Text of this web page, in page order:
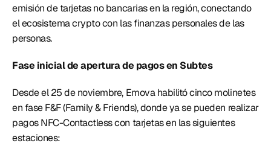
emisión de tarjetas no bancarias en la región, conectando
el ecosistema crypto con las finanzas personales de las
personas.
Fase inicial de apertura de pagos en Subtes
Desde el 25 de noviembre, Emova habilitó cinco molinetes
en fase F&F (Family & Friends), donde ya se pueden realizar
pagos NFC-Contactless con tarjetas en las siguientes
estaciones: